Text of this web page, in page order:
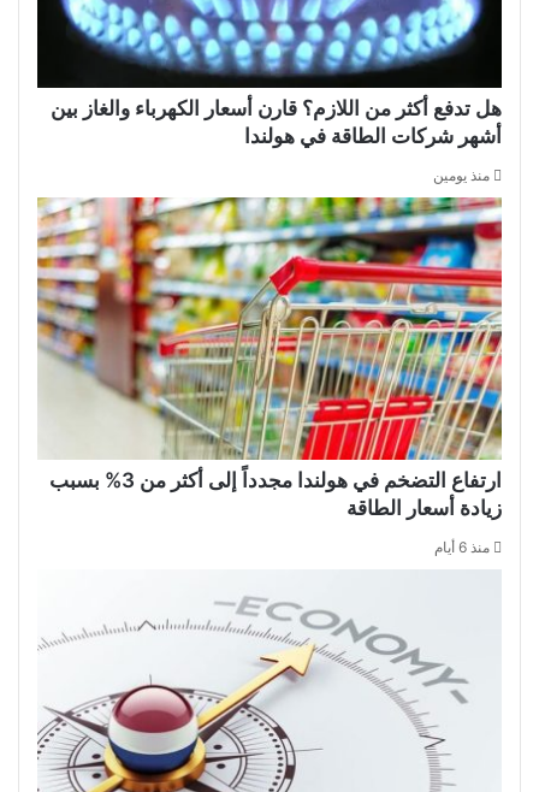
هل تدفع أكثر من اللازم؟ قارن أسعار الكهرباء والغاز بين
أشهر شركات الطاقة في هولندا
منذ يومين
ارتفاع التضخم في هولندا مجدداً إلى أكثر من 3% بسبب
زيادة أسعار الطاقة
منذ 6 أيام